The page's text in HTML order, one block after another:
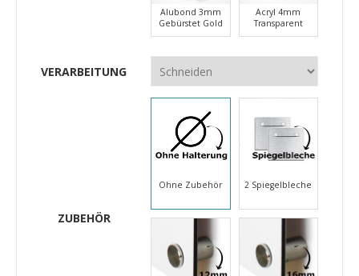
Alubond 3mm
Gebürstet Gold
Acryl 4mm
Transparent
VERARBEITUNG
ZUBEHÖR
Ohne Zubehör 2 Spiegelbleche